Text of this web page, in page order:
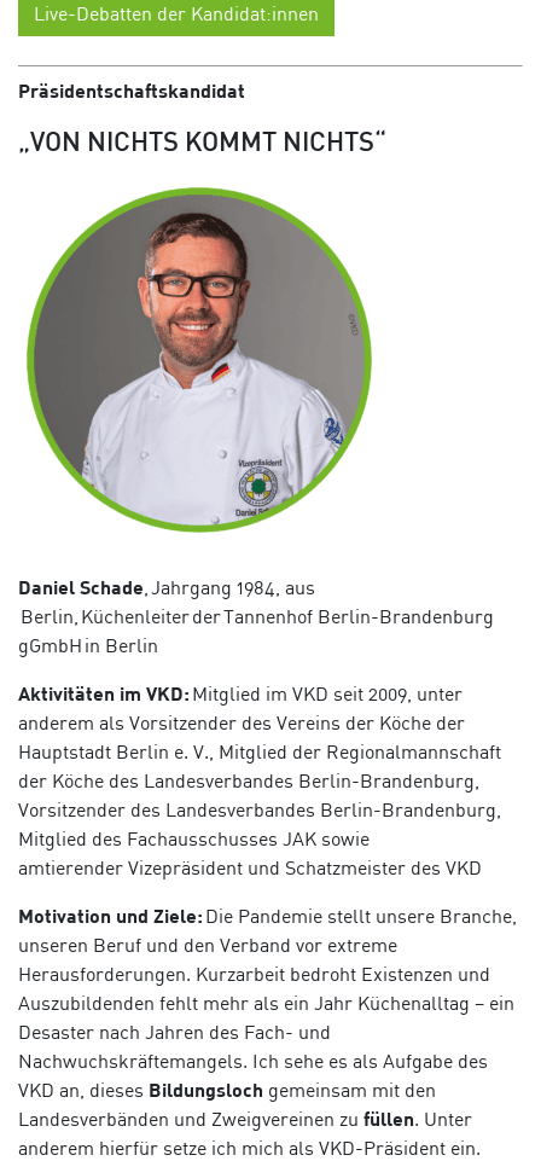
Live-Debatten der Kandidat:innen
Präsidentschaftskandidat
„VON NICHTS KOMMT NICHTS“
Daniel Schade Jahrgang 1984, aus
Berlin, Küchenleiter der Tannenhof Berlin-Brandenburg
gGmbH in Berlin
Aktivitäten im VKD: Mitglied im VKD seit 2009, unter
anderem als Vorsitzender des Vereins der Köche der
Hauptstadt Berlin e. V., Mitglied der Regionalmannschaft
der Köche des Landesverbandes Berlin-Brandenburg,
Vorsitzender des Landesverbandes Berlin-Brandenburg,
Mitglied des Fachausschusses JAK sowie
amtierender Vizepräsident und Schatzmeister des VKD
Motivation und Ziele: Die Pandemie stellt unsere Branche,
unseren Beruf und den Verband vor extreme
Herausforderungen. Kurzarbeit bedroht Existenzen und
Auszubildenden fehlt mehr als ein Jahr Küchenalltag – ein
Desaster nach Jahren des Fach- und
Nachwuchskräftemangels. Ich sehe es als Aufgabe des
VKD an, dieses Bildungsloch gemeinsam mit den
Landesverbänden und Zweigvereinen zu füllen. Unter
anderem hierfür setze ich mich als VKD-Präsident ein.